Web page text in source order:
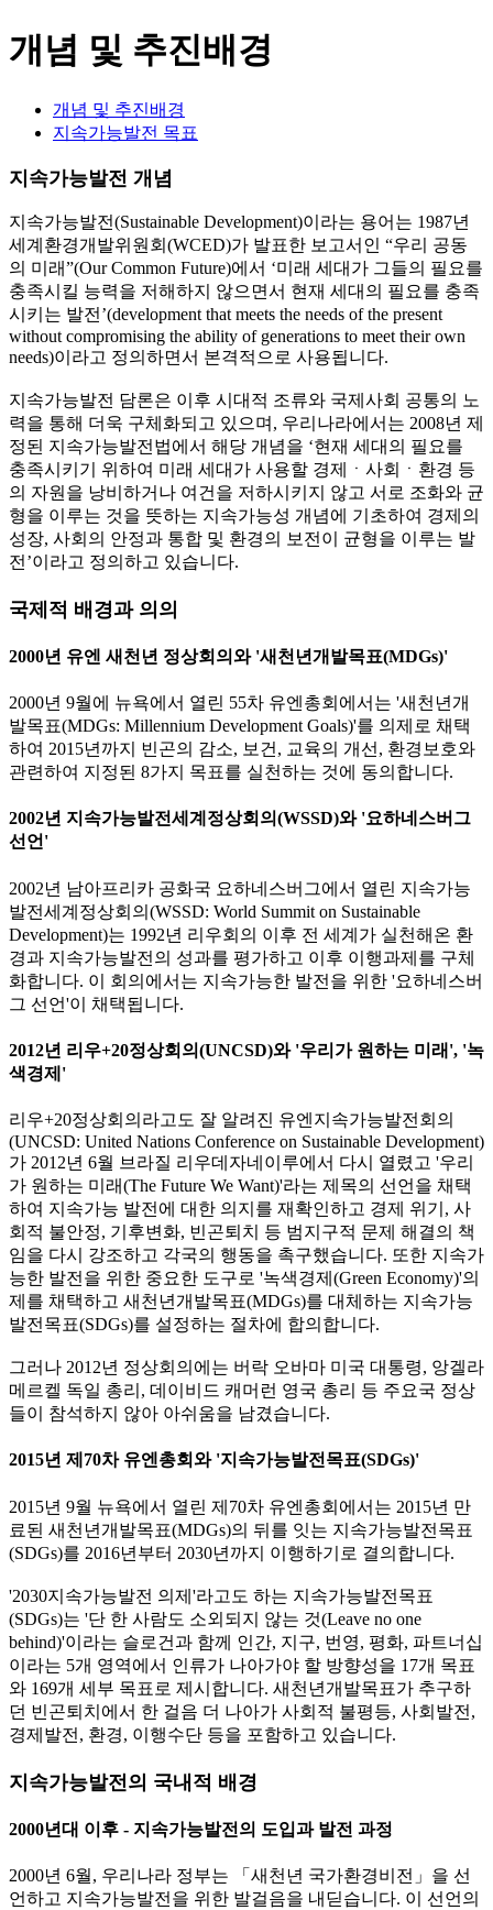
개념 및 추진배경
개념 및 추진배경
지속가능발전 목표
지속가능발전 개념
지속가능발전(Sustainable Development)이라는 용어는 1987년
세계환경개발위원회(WCED)가 발표한 보고서인 “우리 공동
의 미래”(Our Common Future)에서 ‘미래 세대가 그들의 필요를
충족시킬 능력을 저해하지 않으면서 현재 세대의 필요를 충족
시키는 발전’(development that meets the needs of the present
without compromising the ability of generations to meet their own
needs)이라고 정의하면서 본격적으로 사용됩니다.
지속가능발전 담론은 이후 시대적 조류와 국제사회 공통의 노
력을 통해 더욱 구체화되고 있으며, 우리나라에서는 2008년 제
정된 지속가능발전법에서 해당 개념을 ‘현재 세대의 필요를
충족시키기 위하여 미래 세대가 사용할 경제ㆍ사회ㆍ환경 등
의 자원을 낭비하거나 여건을 저하시키지 않고 서로 조화와 균
형을 이루는 것을 뜻하는 지속가능성 개념에 기초하여 경제의
성장, 사회의 안정과 통합 및 환경의 보전이 균형을 이루는 발
전’이라고 정의하고 있습니다.
국제적 배경과 의의
2000년 유엔 새천년 정상회의와 '새천년개발목표(MDGs)'
2000년 9월에 뉴욕에서 열린 55차 유엔총회에서는 '새천년개
발목표(MDGs: Millennium Development Goals)'를 의제로 채택
하여 2015년까지 빈곤의 감소, 보건, 교육의 개선, 환경보호와
관련하여 지정된 8가지 목표를 실천하는 것에 동의합니다.
2002년 지속가능발전세계정상회의(WSSD)와 '요하네스버그
선언'
2002년 남아프리카 공화국 요하네스버그에서 열린 지속가능
발전세계정상회의(WSSD: World Summit on Sustainable
Development)는 1992년 리우회의 이후 전 세계가 실천해온 환
경과 지속가능발전의 성과를 평가하고 이후 이행과제를 구체
화합니다. 이 회의에서는 지속가능한 발전을 위한 '요하네스버
그 선언'이 채택됩니다.
2012년 리우+20정상회의(UNCSD)와 '우리가 원하는 미래', '녹
색경제'
리우+20정상회의라고도 잘 알려진 유엔지속가능발전회의
(UNCSD: United Nations Conference on Sustainable Development)
가 2012년 6월 브라질 리우데자네이루에서 다시 열렸고 '우리
가 원하는 미래(The Future We Want)'라는 제목의 선언을 채택
하여 지속가능 발전에 대한 의지를 재확인하고 경제 위기, 사
회적 불안정, 기후변화, 빈곤퇴치 등 범지구적 문제 해결의 책
임을 다시 강조하고 각국의 행동을 촉구했습니다. 또한 지속가
능한 발전을 위한 중요한 도구로 '녹색경제(Green Economy)'의
제를 채택하고 새천년개발목표(MDGs)를 대체하는 지속가능
발전목표(SDGs)를 설정하는 절차에 합의합니다.
그러나 2012년 정상회의에는 버락 오바마 미국 대통령, 앙겔라
메르켈 독일 총리, 데이비드 캐머런 영국 총리 등 주요국 정상
들이 참석하지 않아 아쉬움을 남겼습니다.
2015년 제70차 유엔총회와 '지속가능발전목표(SDGs)'
2015년 9월 뉴욕에서 열린 제70차 유엔총회에서는 2015년 만
료된 새천년개발목표(MDGs)의 뒤를 잇는 지속가능발전목표
(SDGs)를 2016년부터 2030년까지 이행하기로 결의합니다.
'2030지속가능발전 의제'라고도 하는 지속가능발전목표
(SDGs)는 '단 한 사람도 소외되지 않는 것(Leave no one
behind)'이라는 슬로건과 함께 인간, 지구, 번영, 평화, 파트너십
이라는 5개 영역에서 인류가 나아가야 할 방향성을 17개 목표
와 169개 세부 목표로 제시합니다. 새천년개발목표가 추구하
던 빈곤퇴치에서 한 걸음 더 나아가 사회적 불평등, 사회발전,
경제발전, 환경, 이행수단 등을 포함하고 있습니다.
지속가능발전의 국내적 배경
2000년대 이후 - 지속가능발전의 도입과 발전 과정
2000년 6월, 우리나라 정부는 「새천년 국가환경비전」을 선
언하고 지속가능발전을 위한 발걸음을 내딛습니다. 이 선언의